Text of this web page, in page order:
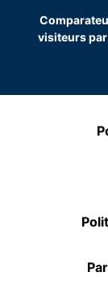
visiteurs